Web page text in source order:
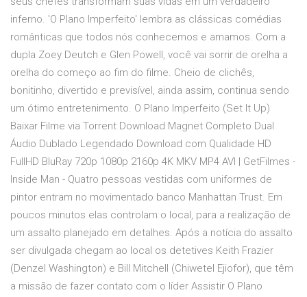
inferno. 'O Plano Imperfeito' lembra as clássicas comédias
românticas que todos nós conhecemos e amamos. Com a
dupla Zoey Deutch e Glen Powell, você vai sorrir de orelha a
orelha do começo ao fim do filme. Cheio de clichês,
bonitinho, divertido e previsível, ainda assim, continua sendo
um ótimo entretenimento. O Plano Imperfeito (Set It Up)
Baixar Filme via Torrent Download Magnet Completo Dual
Áudio Dublado Legendado Download com Qualidade HD
FullHD BluRay 720p 1080p 2160p 4K MKV MP4 AVI | GetFilmes -
Inside Man - Quatro pessoas vestidas com uniformes de
pintor entram no movimentado banco Manhattan Trust. Em
poucos minutos elas controlam o local, para a realização de
um assalto planejado em detalhes. Após a notícia do assalto
ser divulgada chegam ao local os detetives Keith Frazier
(Denzel Washington) e Bill Mitchell (Chiwetel Ejiofor), que têm
a missão de fazer contato com o líder Assistir O Plano